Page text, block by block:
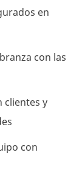
en
con las
clientes y
con